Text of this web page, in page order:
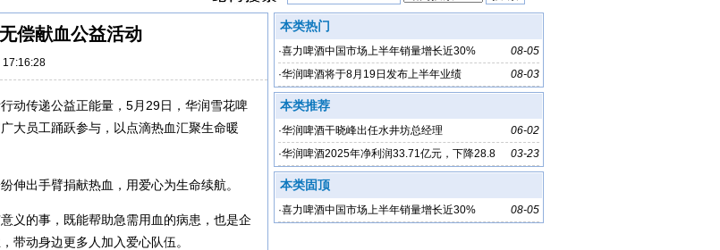
偿献血公益活动
17:16:28
动传递公益正能量，5月29日，华润雪花啤
大员工踊跃参与，以点滴热血汇聚生命暖
伸出手臂捐献热血，用爱心为生命续航。
义的事，既能帮助急需用血的病患，也是企
带动身边更多人加入爱心队伍。
本类热门
08-05
·喜力啤酒中国市场上半年销量增长近30%
08-03
·华润啤酒将于8月19日发布上半年业绩
本类推荐
06-02
·华润啤酒干晓峰出任水井坊总经理
03-23
·华润啤酒2025年净利润33.71亿元，下降28.8
7%
本类固顶
08-05
·喜力啤酒中国市场上半年销量增长近30%